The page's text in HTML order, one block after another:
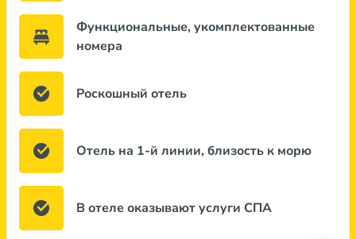
Функциональные, укомплектованные
номера
Роскошный отель
Отель на 1-й линии, близость к морю
В отеле оказывают услуги СПА